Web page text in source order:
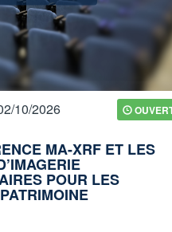
10/2026
MA-XRF ET LES
POUR LES